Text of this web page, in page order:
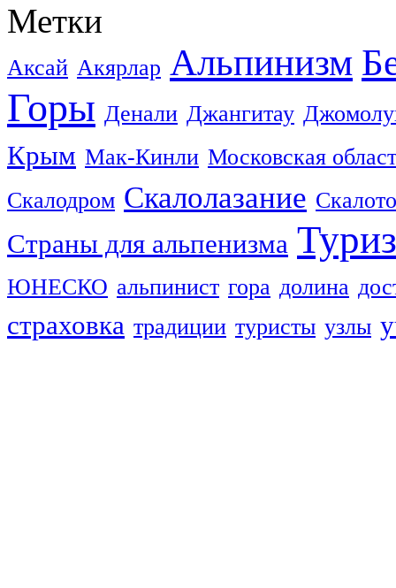
Метки
Аксай Акярлар Альпинизм
Горы Денали Джангитау
Крым Мак-Кинли Московская
Скалодром Скалолазание
Страны для альпенизма
ЮНЕСКО альпинист гора долина
страховка традиции туристы узлы